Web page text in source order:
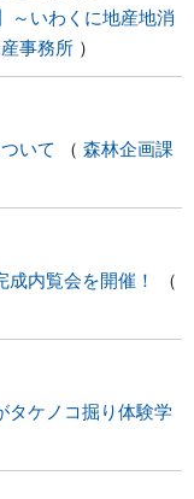
～いわくに地産地消
事務所
いて 森林企画課
内覧会を開催！
タケノコ掘り体験学